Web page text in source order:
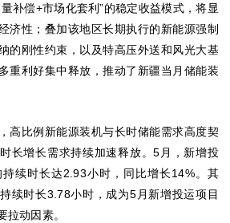
补偿+市场化套利”的稳定收益模式，将显
济性；叠加该地区长期执行的新能源强制
的刚性约束，以及特高压外送和风光大基
重利好集中释放，推动了新疆当月储能装
高比例新能源装机与长时储能需求高度契
长增长需求持续加速释放。5月，新增投
续时长达2.93小时，同比增长14%。其
续时长3.78小时，成为5月新增投运项目
拉动因素。